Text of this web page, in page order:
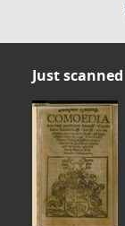
Just scanned